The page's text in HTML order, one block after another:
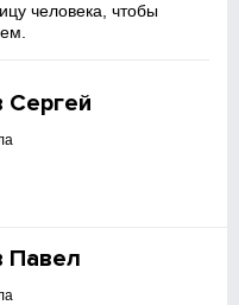
человека, чтобы
Павел